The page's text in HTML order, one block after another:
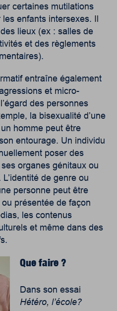
certaines mutilations
enfants intersexes. Il
lieux (ex : salles de
et des règlements
entraîne également
et micro-
des personnes
la bisexualité d’une
homme peut être
entourage. Un individu
poser des
organes génitaux ou
de genre ou
personne peut être
présentée de façon
les contenus
et même dans des
Que faire ?
Dans son essai
Hétéro, l’école?